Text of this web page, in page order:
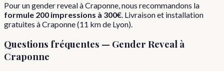
Pourungender revealàCraponne , nous recommandons la
formule 200 impressions à 300€ . Livraison et installation
gratuites àCraponne(11 km de Lyon).
Questions fréquentes — Gender Reveal à
Craponne